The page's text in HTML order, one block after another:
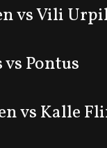
vs Vili
Pontus
vs Kalle